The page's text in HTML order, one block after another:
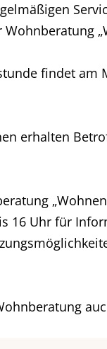
findet am
erhalten
16 Uhr für